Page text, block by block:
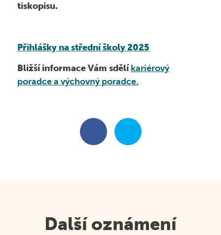
Bezpečně na internetu
Žáci s PAS a jiným ZP
Školní projekty
Školní poradenské pracoviště
tiskopisu.
Přihlášky na střední školy 2025
Bližší informace Vám sdělíkariérový
poradce a výchovný poradce.
Další oznámení